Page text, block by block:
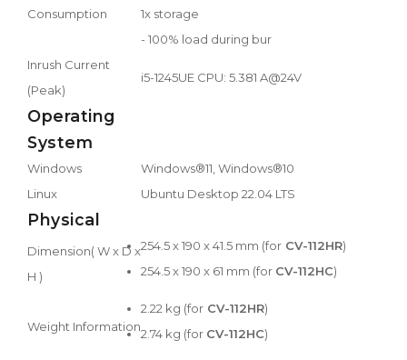
Consumption
1x storage
- 100% load during bur
Inrush Current
(Peak)
i5-1245UE CPU: 5.381 A@24V
Operating
System
Windows
Windows®11, Windows®10
Linux
Ubuntu Desktop 22.04 LTS
Physical
Dimension( W x D x
H )
254.5 x 190 x 41.5 mm (for CV-112HR)
254.5 x 190 x 61 mm (for CV-112HC)
Weight Information
2.22 kg (for CV-112HR)
2.74 kg (for CV-112HC)